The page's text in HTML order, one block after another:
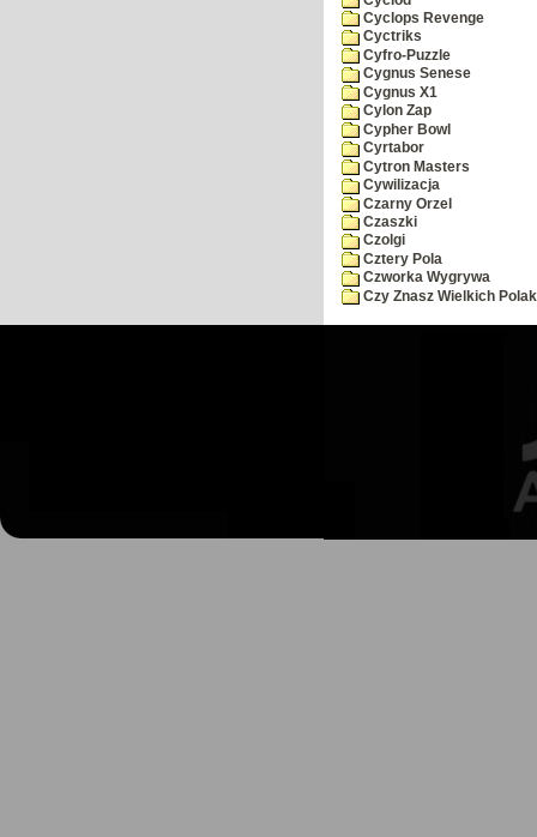
Cyclops Revenge
Cyctriks
Cyfro-Puzzle
Cygnus Senese
Cygnus X1
Cylon Zap
Cypher Bowl
Cyrtabor
Cytron Masters
Cywilizacja
Czarny Orzel
Czaszki
Czolgi
Cztery Pola
Czworka Wygrywa
Czy Znasz Wielkich